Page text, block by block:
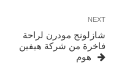
Next
NEXT
شازلونج مودرن لراحة
فاخرة من شركة هيفين
هوم